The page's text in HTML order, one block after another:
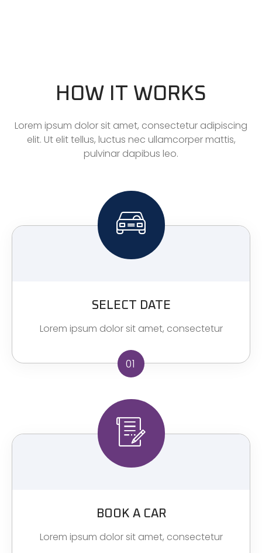
HOW IT WORKS
Lorem ipsum dolor sit amet, consectetur adipiscing
elit. Ut elit tellus, luctus nec ullamcorper mattis,
pulvinar dapibus leo.
SELECT DATE
Lorem ipsum dolor sit amet, consectetur
01
BOOK A CAR
Lorem ipsum dolor sit amet, consectetur